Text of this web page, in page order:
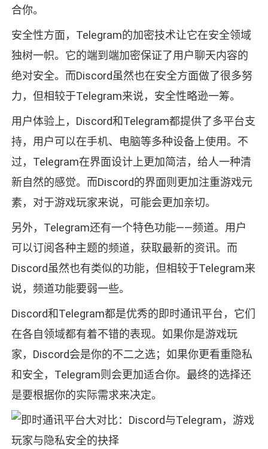
合你。
安全性方面，Telegram的加密技术让它在安全领域
独树一帜。它的端到端加密保证了用户聊天内容的
绝对安全。而Discord虽然也在安全方面做了很多努
力，但相较于Telegram来说，安全性略逊一筹。
用户体验上，Discord和Telegram都提供了多平台支
持，用户可以在手机、电脑等多种设备上使用。不
过，Telegram在界面设计上更加简洁，给人一种清
新自然的感觉。而Discord的界面则更加注重游戏元
素，对于游戏玩家来说，可能会更加亲切。
另外，Telegram还有一个特色功能——频道。用户
可以订阅各种主题的频道，获取最新的资讯。而
Discord虽然也有类似的功能，但相较于Telegram来
说，频道功能要弱一些。
Discord和Telegram都是优秀的即时通讯平台，它们
在各自领域都有着不错的表现。如果你是游戏玩
家，Discord会是你的不二之选；如果你更看重隐私
和安全，Telegram则会更加适合你。最终的选择还
是要根据你的实际需求来决定。